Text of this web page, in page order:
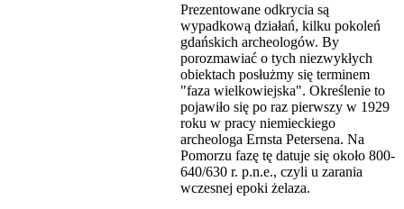
Prezentowane odkrycia są
wypadkową działań, kilku pokoleń
gdańskich archeologów. By
porozmawiać o tych niezwykłych
obiektach posłużmy się terminem
"faza wielkowiejska". Określenie to
pojawiło się po raz pierwszy w 1929
roku w pracy niemieckiego
archeologa Ernsta Petersena. Na
Pomorzu fazę tę datuje się około 800-
640/630 r. p.n.e., czyli u zarania
wczesnej epoki żelaza.